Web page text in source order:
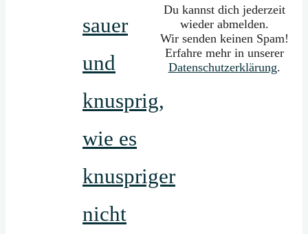
sauer
und
knusprig,
wie es
knuspriger
nicht
Du kannst dich jederzeit
wieder abmelden.
Wir senden keinen Spam!
Erfahre mehr in unserer
Datenschutzerklärung.